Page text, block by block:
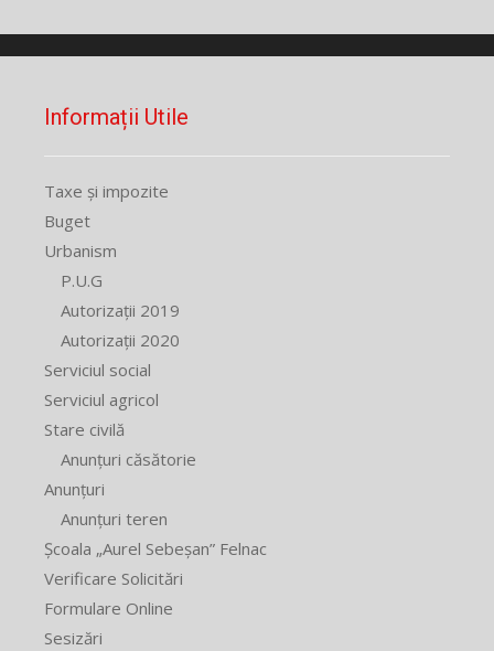
Informații Utile
Taxe și impozite
Buget
Urbanism
P.U.G
Autorizații 2019
Autorizații 2020
Serviciul social
Serviciul agricol
Stare civilă
Anunțuri căsătorie
Anunțuri
Anunțuri teren
Școala „Aurel Sebeșan” Felnac
Verificare Solicitări
Formulare Online
Sesizări